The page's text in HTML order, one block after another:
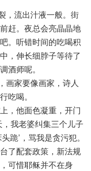
流出汁液一般。街
赶。夜总会亮晶晶地
。听错时间的吃喝积
，伸长细脖子等待了
酒师呢。
家要像画家，诗人
吃喝。
，他面色凝重，开门
我老婆纠集三个儿子
跪’，骂我是贪污犯。
了配套政策，新法规
可惜耶稣并不在身